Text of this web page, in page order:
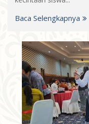
Baca Selengkapnya